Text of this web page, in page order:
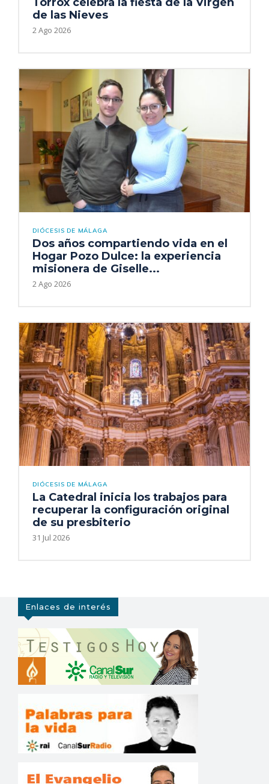
de las Nieves
2 Ago 2026
DIÓCESIS DE MÁLAGA
Dos años compartiendo vida en el
Hogar Pozo Dulce: la experiencia
misionera de Giselle...
2 Ago 2026
DIÓCESIS DE MÁLAGA
La Catedral inicia los trabajos para
recuperar la configuración original
de su presbiterio
31 Jul 2026
Enlaces de interés